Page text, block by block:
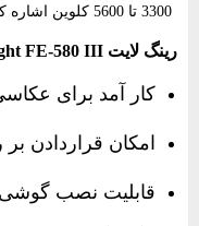
3300 تا 5600 کلوین اشاره کرد.
رینگ لایت Ring Light FE-580 III
کار آمد برای
امکان قراردادن بر
قابلیت نصب گوشی